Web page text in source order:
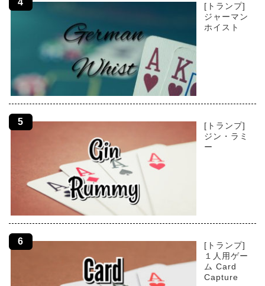
[トランプ]
ジャーマン
ホイスト
[トランプ]
ジン・ラミ
ー
[トランプ]
１人用ゲー
ム Card
Capture